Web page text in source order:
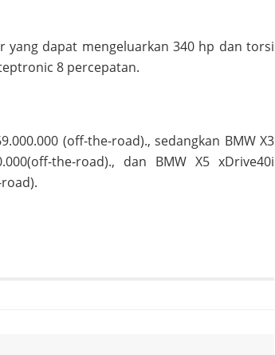
yang dapat mengeluarkan 340 hp dan torsi
8 percepatan.
(off-the-road)., sedangkan BMW X3
the-road)., dan BMW X5 xDrive40i